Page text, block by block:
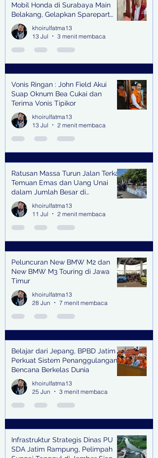
Mobil Honda di Surabaya Main
Belakang, Gelapkan Sparepart
Senilai Rp 1,9 Miliar
khoirulfatma13
13 Jul
3 menit membaca
Vonis Ringan : John Field Akui
Suap Oknum Bea Cukai dan
Terima Vonis Tipikor
khoirulfatma13
13 Jul
2 menit membaca
Ratusan Massa Turun Jalan Terkait
Temuan Emas dan Uang Unai
dalam Jumlah Besar di
Lingkungan Jampidsus Kejaksaan
Agung RI di Jakarta
khoirulfatma13
11 Jul
2 menit membaca
Peluncuran New BMW M2 dan
New BMW M3 Touring di Jawa
Timur
khoirulfatma13
28 Jun
7 menit membaca
Belajar dari Jepang, BPBD Jatim
Perkuat Sistem Penanggulangan
Bencana Berkelas Dunia
khoirulfatma13
25 Jun
3 menit membaca
Infrastruktur Strategis Dinas PU
SDA Jatim Rampung, Pelimpah